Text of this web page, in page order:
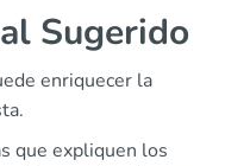
Sugerido
enriquecer la
que expliquen los